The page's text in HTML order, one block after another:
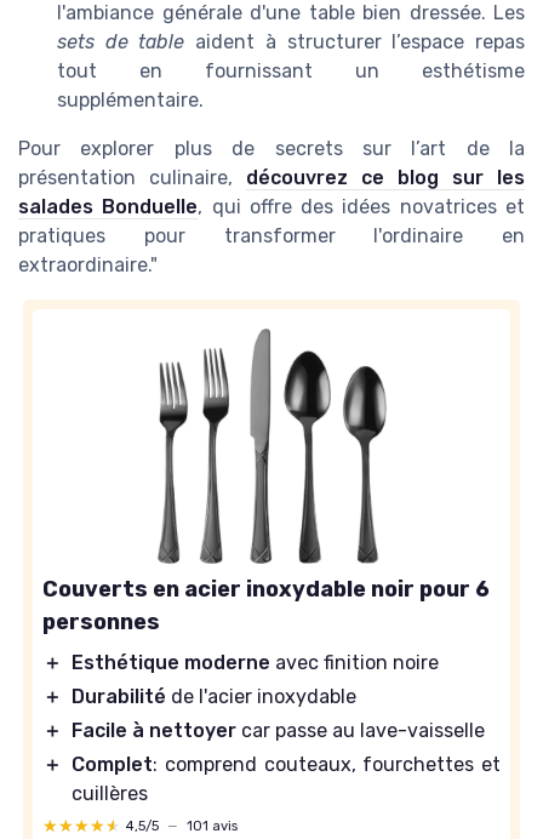
l'ambiance générale d'une table bien dressée. Les
sets de table aident à structurer l’espace repas
tout en fournissant un esthétisme
supplémentaire.
Pour explorer plus de secrets sur l’art de la
présentation culinaire, découvrez ce blog sur les
salades Bonduelle, qui offre des idées novatrices et
pratiques pour transformer l'ordinaire en
extraordinaire."
Couverts en acier inoxydable noir pour 6
personnes
＋ Esthétique moderne avec finition noire
＋
Durabilité de l'acier inoxydable
＋
Facile à nettoyer car passe au lave-vaisselle
＋
Complet: comprend couteaux, fourchettes et
cuillères
★★★★★
★★★★★ 4,5/5 — 101 avis